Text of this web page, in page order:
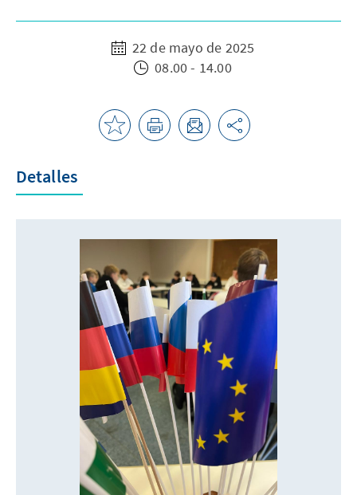
22 de mayo de 2025
08.00 - 14.00
Detalles